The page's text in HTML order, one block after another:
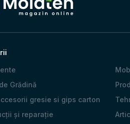
Grădină
gresie si gips carton
și reparație